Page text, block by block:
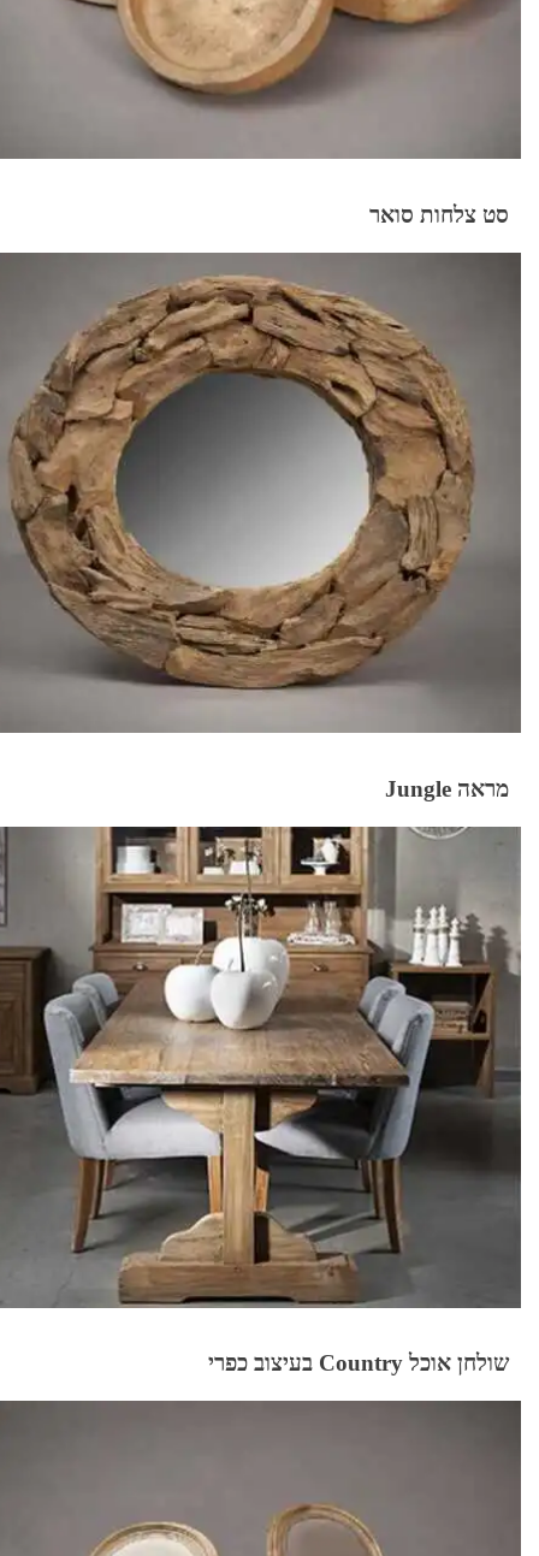
סט צלחות סואר
מראה Jungle
שולחן אוכל Country בעיצוב כפרי